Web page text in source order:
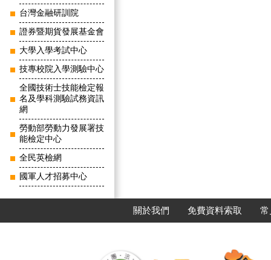
台灣金融研訓院
證券暨期貨發展基金會
大學入學考試中心
技專校院入學測驗中心
全國技術士技能檢定報
名及學科測驗試務資訊
網
勞動部勞動力發展署技
能檢定中心
全民英檢網
國軍人才招募中心
關於我們 免費資料索取 常